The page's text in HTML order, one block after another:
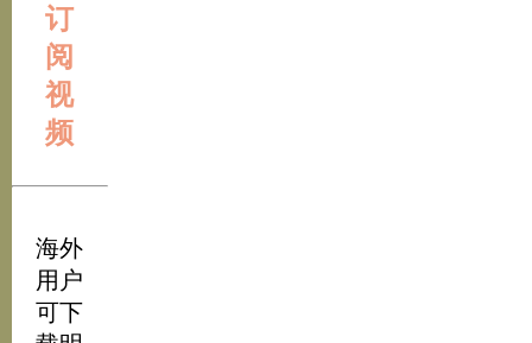
订
阅
视
频
海外
用户
可下